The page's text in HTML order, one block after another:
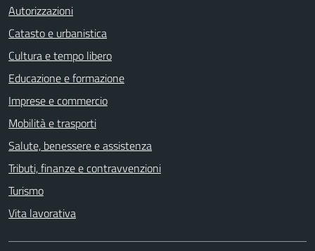
Autorizzazioni
Catasto e urbanistica
Cultura e tempo libero
Educazione e formazione
Imprese e commercio
Mobilità e trasporti
Salute, benessere e assistenza
Tributi, finanze e contravvenzioni
Turismo
Vita lavorativa